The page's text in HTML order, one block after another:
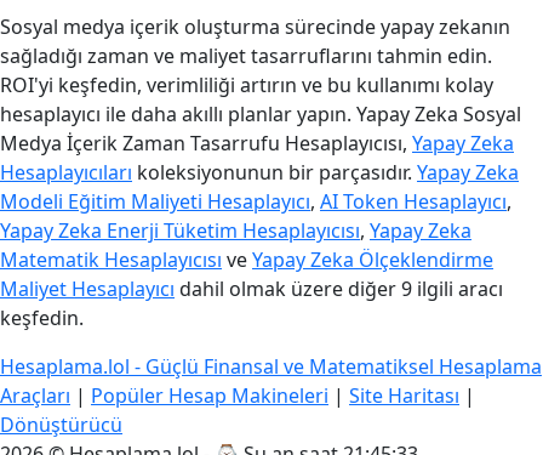
Sosyal medya içerik oluşturma sürecinde yapay zekanın
sağladığı zaman ve maliyet tasarruflarını tahmin edin.
ROI'yi keşfedin, verimliliği artırın ve bu kullanımı kolay
hesaplayıcı ile daha akıllı planlar yapın. Yapay Zeka Sosyal
Medya İçerik Zaman Tasarrufu Hesaplayıcısı, Yapay Zeka
Hesaplayıcıları koleksiyonunun bir parçasıdır. Yapay Zeka
Modeli Eğitim Maliyeti Hesaplayıcı, AI Token Hesaplayıcı,
Yapay Zeka Enerji Tüketim Hesaplayıcısı, Yapay Zeka
Matematik Hesaplayıcısı veYapay Zeka Ölçeklendirme
Maliyet Hesaplayıcı dahil olmak üzere diğer 9 ilgili aracı
keşfedin.
Hesaplama.lol - Güçlü Finansal ve Matematiksel Hesaplama
Araçları | Popüler Hesap Makineleri | Site Haritası |
Dönüştürücü